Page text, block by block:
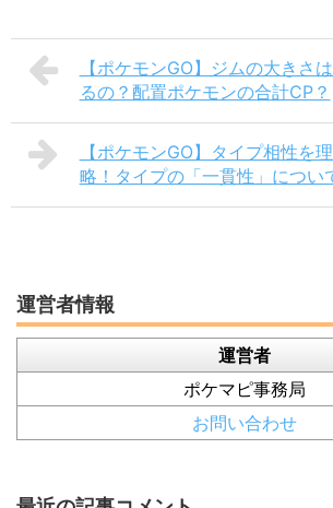
【ポケモンGO】ジムの大きさ
るの？配置ポケモンの合計CP？
【ポケモンGO】タイプ相性を
略！タイプの「一貫性」につい
運営者情報
運営者
ポケマピ事務局
お問い合わせ